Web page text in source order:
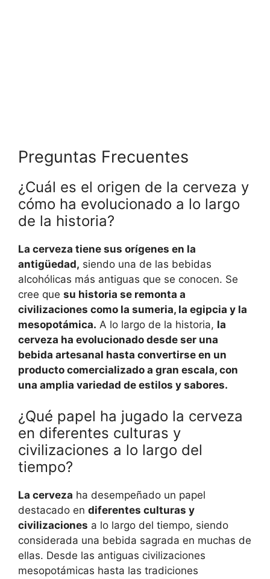
Preguntas Frecuentes
¿Cuál es el origen de la cerveza y
cómo ha evolucionado a lo largo
de la historia?
La cerveza tiene sus orígenes en la
antigüedad, siendo una de las bebidas
alcohólicas más antiguas que se conocen. Se
cree que su historia se remonta a
civilizaciones como la sumeria, la egipcia y la
mesopotámica. A lo largo de la historia, la
cerveza ha evolucionado desde ser una
bebida artesanal hasta convertirse en un
producto comercializado a gran escala, con
una amplia variedad de estilos y sabores.
¿Qué papel ha jugado la cerveza
en diferentes culturas y
civilizaciones a lo largo del
tiempo?
La cerveza ha desempeñado un papel
destacado en diferentes culturas y
civilizaciones a lo largo del tiempo, siendo
considerada una bebida sagrada en muchas de
ellas. Desde las antiguas civilizaciones
mesopotámicas hasta las tradiciones